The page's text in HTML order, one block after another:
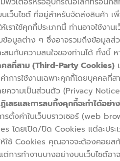
เว็บไซต์ ที่อยู่สำหรับจัดส่งสินค้า เ
เราใช้คุกกี้ประเภทนี้ ท่านอาจใช้ง
ข้อมูลต่าง ๆ ซึ่งอาจรวมถึงข้อมูลส่
สมกับความสนใจของท่านได้ ทั้งนี้
คลที่สาม (Third-Party Cookies)
าการใช้งานเฉพาะคุกกี้โดยบุคคล
ความเป็นส่วนตัว (Privacy
สธและการลบทิ้งคุกกี้จะทำได้อย่า
รตั้งค่าในเว็บบราวเซอร์ (web
โดยเปิด/ปิด Cookies แต่ละปร
ห้ใช้ Cookies คุณอาจจะต้องคอย
ต่การทำงานบางอย่างบนเว็บไซต์อ